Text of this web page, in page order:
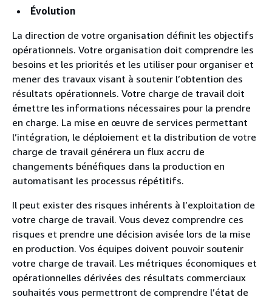
Évolution
La direction de votre organisation définit les objectifs
opérationnels. Votre organisation doit comprendre les
besoins et les priorités et les utiliser pour organiser et
mener des travaux visant à soutenir l’obtention des
résultats opérationnels. Votre charge de travail doit
émettre les informations nécessaires pour la prendre
en charge. La mise en œuvre de services permettant
l’intégration, le déploiement et la distribution de votre
charge de travail générera un flux accru de
changements bénéfiques dans la production en
automatisant les processus répétitifs.
Il peut exister des risques inhérents à l’exploitation de
votre charge de travail. Vous devez comprendre ces
risques et prendre une décision avisée lors de la mise
en production. Vos équipes doivent pouvoir soutenir
votre charge de travail. Les métriques économiques et
opérationnelles dérivées des résultats commerciaux
souhaités vous permettront de comprendre l’état de